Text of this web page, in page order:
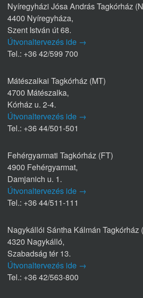
Nyíregyházi Jósa András Tagkórház
4400 Nyíregyháza,
Szent István út 68.
Útvonaltervezés ide →
Tel.: +36 42/599 700
Mátészalkai Tagkórház (MT)
4700 Mátészalka,
Kórház u. 2-4.
Útvonaltervezés ide →
Tel.: +36 44/501-501
Fehérgyarmati Tagkórház (FT)
4900 Fehérgyarmat,
Damjanich u. 1.
Útvonaltervezés ide →
Tel.: +36 44/511-111
Nagykállói Sántha Kálmán Tagkórház
4320 Nagykálló,
Szabadság tér 13.
Útvonaltervezés ide →
Tel.: +36 42/563-800